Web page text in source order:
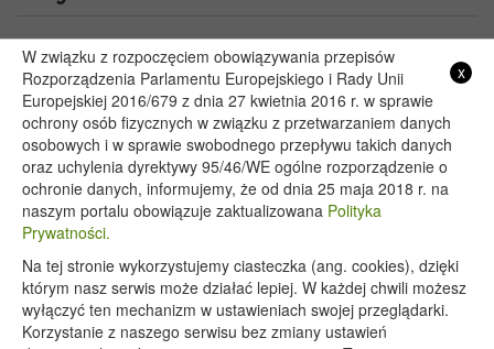
Starostwo Powiatowe we Włodawie
Lubelski Urząd Wojewódzki w Lublinie
Urząd Marszałkowski Województwa Lubelskiego w Lublinie
Serwis Rzeczypospolitej Polskiej
PGE – Planowane wyłączenia prądu
Poczta E-mail
Copyright 2020@ - Urząd Gminy Wyryki
x
W związku z rozpoczęciem obowiązywania przepisów
Rozporządzenia Parlamentu Europejskiego i Rady Unii
Europejskiej 2016/679 z dnia 27 kwietnia 2016 r. w sprawie
ochrony osób fizycznych w związku z przetwarzaniem danych
osobowych i w sprawie swobodnego przepływu takich danych
oraz uchylenia dyrektywy 95/46/WE ogólne rozporządzenie o
ochronie danych, informujemy, że od dnia 25 maja 2018 r. na
naszym portalu obowiązuje zaktualizowana Polityka
Prywatności.
Na tej stronie wykorzystujemy ciasteczka (ang. cookies), dzięki
którym nasz serwis może działać lepiej. W każdej chwili możesz
wyłączyć ten mechanizm w ustawieniach swojej przeglądarki.
Korzystanie z naszego serwisu bez zmiany ustawień